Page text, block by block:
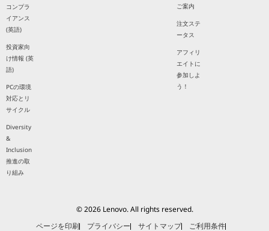
コンプラ
イアンス
(英語)
投資家向
け情報 (英
語)
PCの環境
対応とリ
サイクル
Diversity
&
Inclusion
推進の取
り組み
ご案内
注文ステ
ータス
アフィリ
エイトに
参加しよ
う！
© 2026 Lenovo. All rights reserved.
ページを印刷
プライバシー サイトマップ ご利用条件